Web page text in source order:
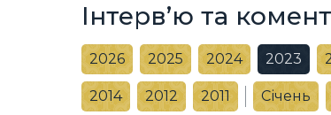
Інтерв’ю та
2026 2025 2024 2023
2014 2012 2011 Січень